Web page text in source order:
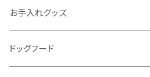
ハードタイプ
ソフトタイプ
お魚
ハードタイプ
牛・豚
お手入れグッズ
無添加シャンプー
ドッグフード